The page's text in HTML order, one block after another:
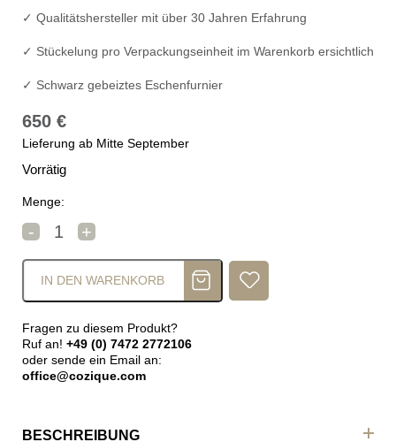
✓ Qualitätshersteller mit über 30 Jahren Erfahrung
✓ Stückelung pro Verpackungseinheit im Warenkorb ersichtlich
✓ Schwarz gebeiztes Eschenfurnier
650 €
Lieferung ab Mitte September
Vorrätig
Menge:
-
DAN-FORM FRIYAY Regal (6 Ebenen) Schwarz Menge
+
IN DEN WARENKORB
Fragen zu diesem Produkt?
Ruf an! +49 (0) 7472 2772106
oder sende ein Email an:
office@cozique.com
BESCHREIBUNG